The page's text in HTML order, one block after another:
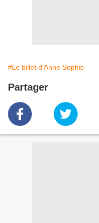
#Le billet d'Anne Sophie
Partager